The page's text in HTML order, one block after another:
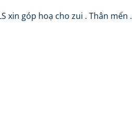
xin góp hoạ cho zui . Thân mến .